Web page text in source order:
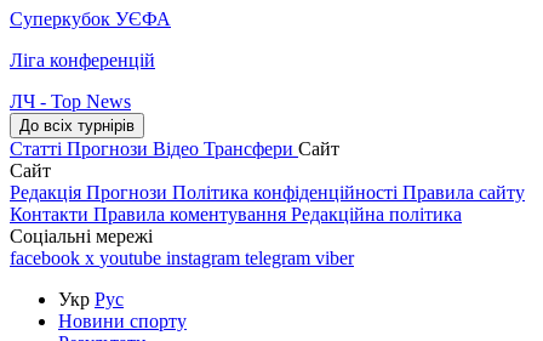
Суперкубок УЄФА
Ліга конференцій
ЛЧ - Top News
До всіх турнірів
Статті Прогнози Відео Трансфери Сайт
Сайт
Редакція Прогнози Політика конфіденційності Правила сайту
Контакти Правила коментування Редакційна політика
Соціальні мережі
facebook x youtube instagram telegram viber
Укр Рус
Новини спорту